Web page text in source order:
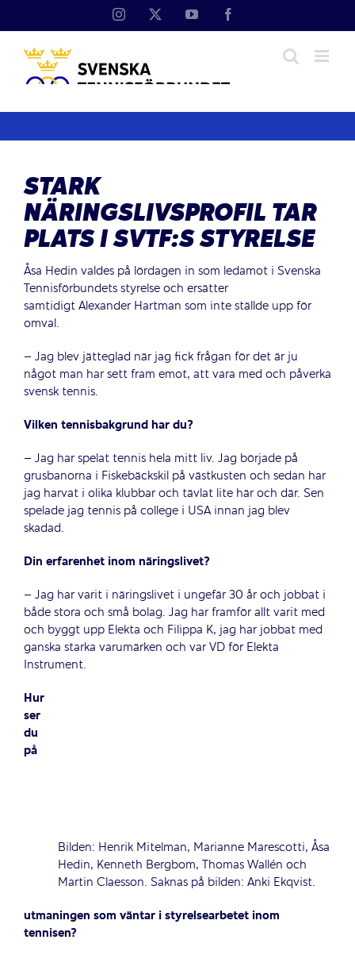
Instagram YouTube
STARK
NÄRINGSLIVSPROFIL TAR
PLATS I SVTF:S STYRELSE
Åsa Hedin valdes på lördagen in som ledamot i Svenska
Tennisförbundets styrelse och ersätter
samtidigt Alexander Hartman som inte ställde upp för
omval.
– Jag blev jätteglad när jag fick frågan för det är ju
något man har sett fram emot, att vara med och påverka
svensk tennis.
Vilken tennisbakgrund har du?
– Jag har spelat tennis hela mitt liv. Jag började på
grusbanorna i Fiskebäckskil på västkusten och sedan har
jag harvat i olika klubbar och tävlat lite här och där. Sen
spelade jag tennis på college i USA innan jag blev
skadad.
Din erfarenhet inom näringslivet?
– Jag har varit i näringslivet i ungefär 30 år och jobbat i
både stora och små bolag. Jag har framför allt varit med
och byggt upp Elekta och Filippa K, jag har jobbat med
ganska starka varumärken och var VD för Elekta
Instrument.
Bilden: Henrik Mitelman, Marianne Marescotti, Åsa
Hedin, Kenneth Bergbom, Thomas Wallén och
Martin Claesson. Saknas på bilden: Anki Ekqvist.
Hur
ser
du
på
utmaningen som väntar i styrelsearbetet inom
tennisen?